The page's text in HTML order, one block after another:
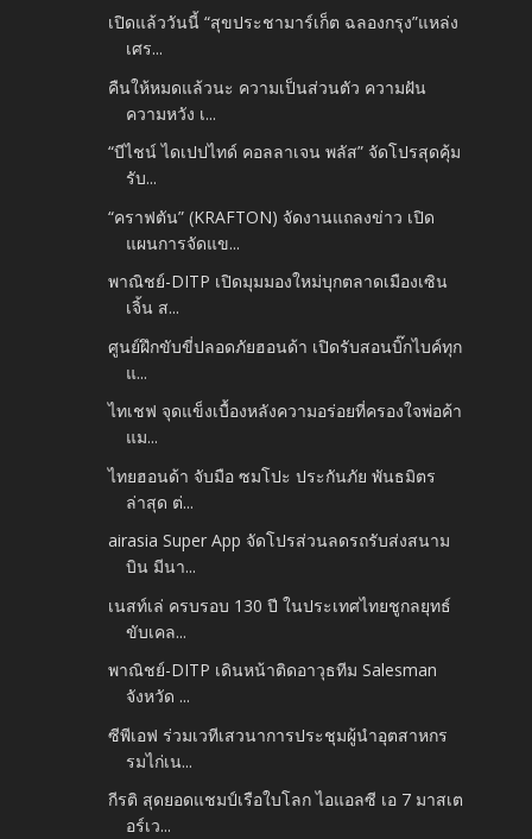
เปิดแล้ววันนี้ “สุขประชามาร์เก็ต ฉลองกรุง”แหล่ง
เศร...
คืนให้หมดแล้วนะ ความเป็นส่วนตัว ความฝัน
ความหวัง เ...
“บีไชน์ ไดเปปไทด์ คอลลาเจน พลัส” จัดโปรสุดคุ้ม
รับ...
“คราฟตัน” (KRAFTON) จัดงานแถลงข่าว เปิด
แผนการจัดแข...
พาณิชย์-DITP เปิดมุมมองใหม่บุกตลาดเมืองเซิน
เจิ้น ส...
ศูนย์ฝึกขับขี่ปลอดภัยฮอนด้า เปิดรับสอนบิ๊กไบค์ทุก
แ...
ไทเชฟ จุดแข็งเบื้องหลังความอร่อยที่ครองใจพ่อค้า
แม...
ไทยฮอนด้า จับมือ ซมโปะ ประกันภัย พันธมิตร
ล่าสุด ต่...
airasia Super App จัดโปรส่วนลดรถรับส่งสนาม
บิน มีนา...
เนสท์เล่ ครบรอบ 130 ปี ในประเทศไทยชูกลยุทธ์
ขับเคล...
พาณิชย์-DITP เดินหน้าติดอาวุธทีม Salesman
จังหวัด ...
ซีพีเอฟ ร่วมเวทีเสวนาการประชุมผู้นำอุตสาหกร
รมไก่เน...
กีรติ สุดยอดแชมป์เรือใบโลก ไอแอลซี เอ 7 มาสเต
อร์เว...